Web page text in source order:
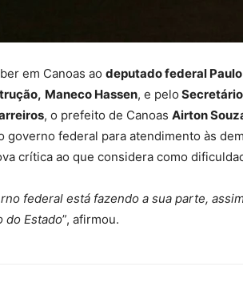
em Canoas ao deputado federal
Maneco Hassen, e pelo
, o prefeito de Canoas Airton
governo federal para atendimento às
crítica ao que considera como
federal está fazendo a sua parte,
do Estado”, afirmou.